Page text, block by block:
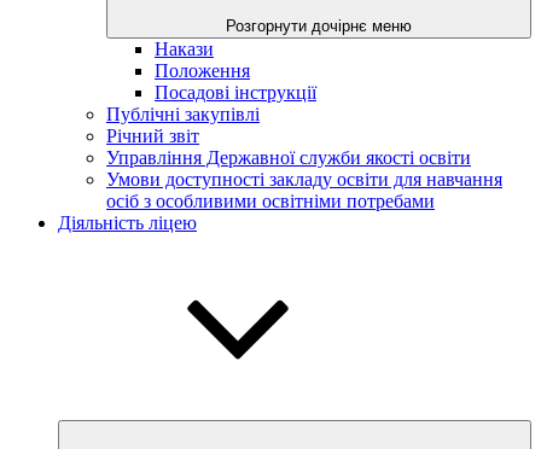
Розгорнути дочірнє меню
Накази
Положення
Посадові інструкції
Публічні закупівлі
Річний звіт
Управління Державної служби якості освіти
Умови доступності закладу освіти для навчання
осіб з особливими освітніми потребами
Діяльність ліцею